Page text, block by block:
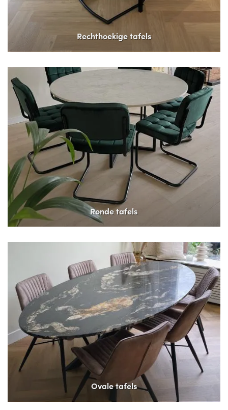
Rechthoekige tafels
Ronde tafels
Ovale tafels